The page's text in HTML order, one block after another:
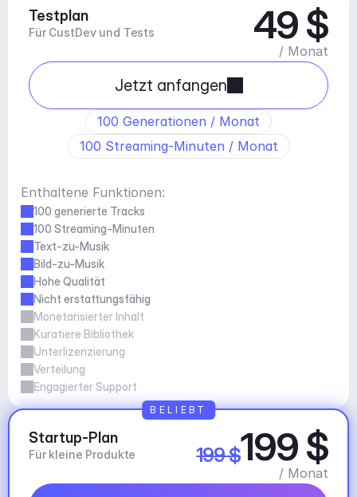
Testplan
Für CustDev und Tests 49 $
/ Monat
Jetzt anfangen
100 Generationen / Monat
100 Streaming-Minuten / Monat
Enthaltene Funktionen:
100 generierte Tracks
100 Streaming-Minuten
Text-zu-Musik
Bild-zu-Musik
Hohe Qualität
Nicht erstattungsfähig
Monetarisierter Inhalt
Kuratiere Bibliothek
Unterlizenzierung
Verteilung
Engagierter Support
Startup-Plan
Für kleine Produkte 199 $199 $
/ Monat
BELIEBT